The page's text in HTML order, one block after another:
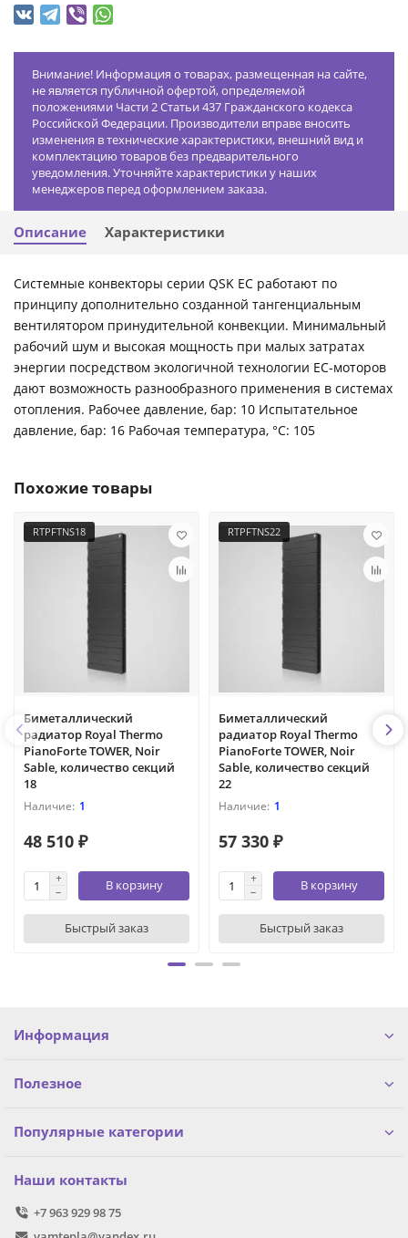
Внимание! Информация о товарах, размещенная на сайте,
не является публичной офертой, определяемой
положениями Части 2 Статьи 437 Гражданского кодекса
Российской Федерации. Производители вправе вносить
изменения в технические характеристики, внешний вид и
комплектацию товаров без предварительного
уведомления. Уточняйте характеристики у наших
менеджеров перед оформлением заказа.
Описание Характеристики
Системные конвекторы серии QSK ЕС работают по
принципу дополнительно созданной тангенциальным
вентилятором принудительной конвекции. Минимальный
рабочий шум и высокая мощность при малых затратах
энергии посредством экологичной технологии ЕС-моторов
дают возможность разнообразного применения в системах
отопления. Рабочее давление, бар: 10 Испытательное
давление, бар: 16 Рабочая температура, °С: 105
Похожие товары
RTPFTNS18
Биметаллический
радиатор Royal Thermo
PianoForte TOWER, Noir
Sable, количество секций
18
1
48 510 ₽
В корзину
Быстрый заказ
RTPFTNS22
Биметаллический
радиатор Royal Thermo
PianoForte TOWER, Noir
Sable, количество секций
22
1
57 330 ₽
В корзину
Быстрый заказ
Информация
Полезное
Популярные категории
Наши контакты
+7 963 929 98 75